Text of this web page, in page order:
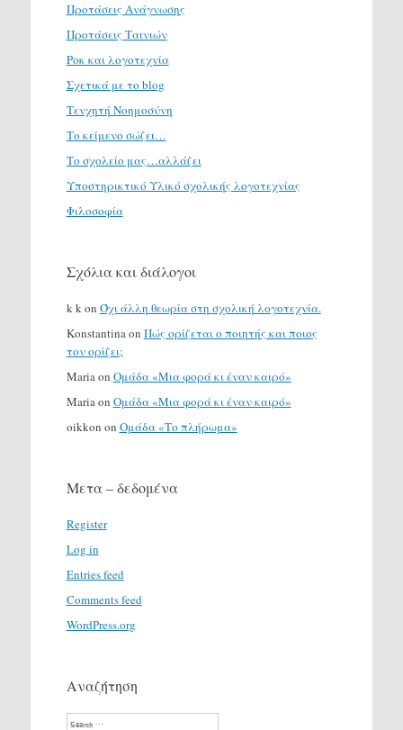
Προτάσεις Ανάγνωσης
Προτάσεις Ταινιών
Ροκ και λογοτεχνία
Σχετικά με το blog
Τενχητή Νοημοσύνη
Το κείμενο σώζει…
Το σχολείο μας…αλλάζει
Υποστηρικτικό Υλικό σχολικής λογοτεχνίας
Φιλοσοφία
Σχόλια και διάλογοι
k kon Όχι άλλη θεωρία στη σχολική λογοτεχνία.
Konstantinaon Πώς ορίζεται ο ποιητής και ποιος
τον ορίζει;
Mariaon Ομάδα «Μια φορά κι έναν καιρό»
Mariaon Ομάδα «Μια φορά κι έναν καιρό»
oikkon on Ομάδα «Το πλήρωμα»
Μετα – δεδομένα
Register
Log in
Entries feed
Comments feed
WordPress.org
Αναζήτηση
Search